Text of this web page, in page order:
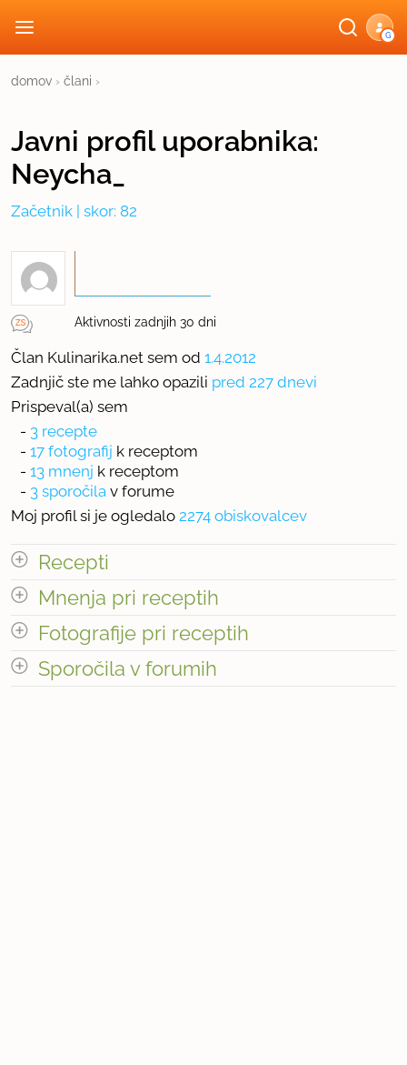
G
domov › člani ›
Javni profiluporabnika:
Neycha_
Začetnik | skor: 82
Aktivnosti zadnjih 30 dni
Član Kulinarika.net sem od 1.4.2012
Zadnjič ste me lahko opazili pred 227 dnevi
Prispeval(a) sem
- 3 recepte
- 17 fotografij k receptom
- 13 mnenj k receptom
- 3 sporočila v forume
Moj profil si je ogledalo 2274 obiskovalcev
Recepti
Število receptov: 3
Mnenja pri receptih
odpri vse
« prejšnja 1 2 naslednja Â»
Fotografije pri receptih
Sporočila v forumih